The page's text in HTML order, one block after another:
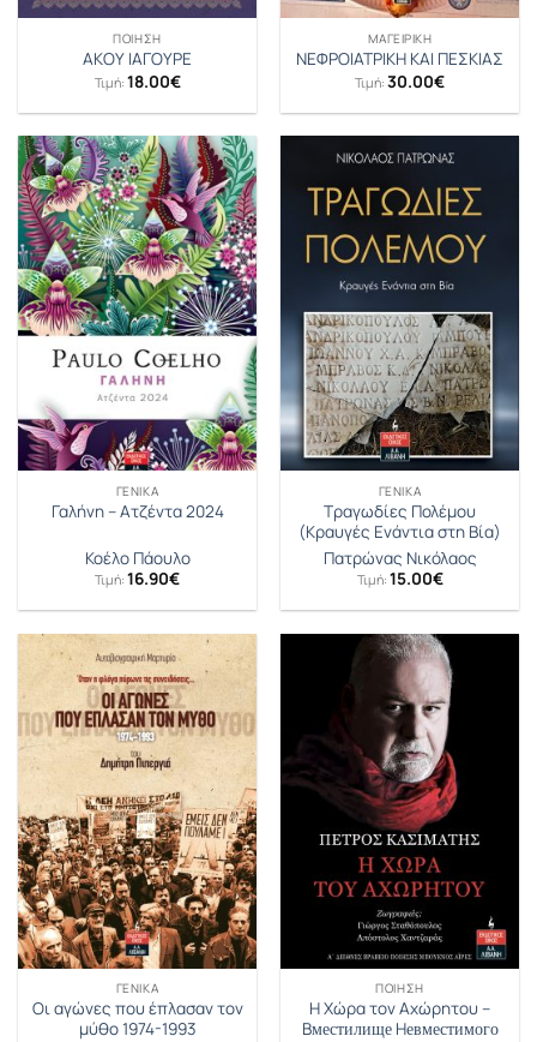
ΠΟΊΗΣΗ
ΑΚΟΥ ΙΑΓΟΥΡΕ
Τιμή: 18.00€
ΜΑΓΕΙΡΙΚΉ
ΝΕΦΡΟΙΑΤΡΙΚΗ ΚΑΙ ΠΕΣΚΙΑΣ
Τιμή: 30.00€
ΓΕΝΙΚΆ
Γαλήνη – Ατζέντα 2024
Κοέλο Πάουλο
Τιμή: 16.90€
ΓΕΝΙΚΆ
Τραγωδίες Πολέμου
(Κραυγές Ενάντια στη Βία)
Πατρώνας Νικόλαος
Τιμή: 15.00€
ΓΕΝΙΚΆ
Οι αγώνες που έπλασαν τον
μύθο 1974-1993
ΠΟΊΗΣΗ
Η Χώρα τον Αχώρητου –
Bместилище Hевместимого